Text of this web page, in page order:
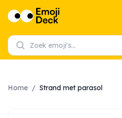
Home / Strand met parasol